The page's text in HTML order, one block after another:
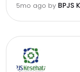
5mo ago by BPJS